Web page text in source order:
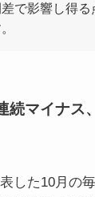
で影響し得る
続マイナス
した10月の